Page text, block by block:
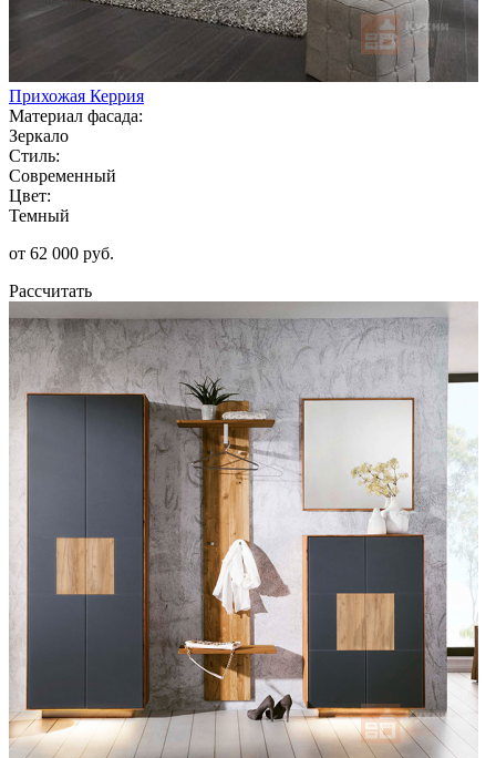
Прихожая Керрия
Материал фасада:
Зеркало
Стиль:
Современный
Цвет:
Темный
от 62 000 руб.
Рассчитать